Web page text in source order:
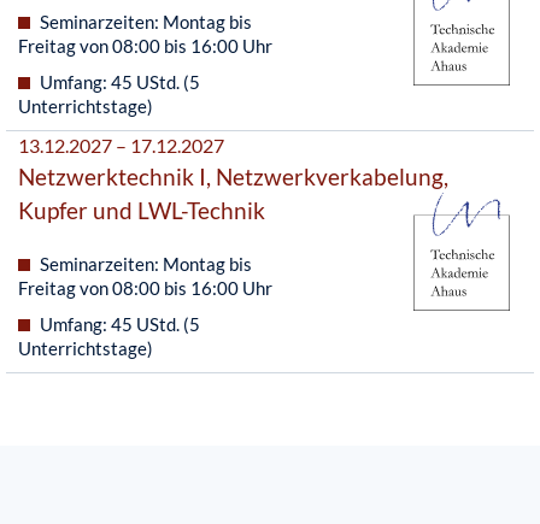
Seminarzeiten: Montag bis
Freitag von 08:00 bis 16:00 Uhr
Umfang: 45 UStd. (5
Unterrichtstage)
13.12.2027 – 17.12.2027
Netzwerktechnik I, Netzwerkverkabelung,
Kupfer und LWL-Technik
Seminarzeiten: Montag bis
Freitag von 08:00 bis 16:00 Uhr
Umfang: 45 UStd. (5
Unterrichtstage)